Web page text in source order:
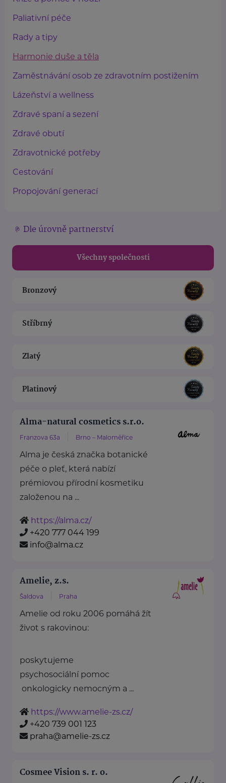
Paliativní péče
Rady a tipy
Harmonie duše a těla
Zaměstnávání osob ze zdravotním postižením
Lázeňství a wellness
Zdravé spaní a sezení
Zdravé obutí
Zdravotnické potřeby
Cestování
Propojování generací
Dle úrovně partnerství
Všechny společnosti
Bronzový
Stříbrný
Zlatý
Platinový
Alma-natural cosmetics s.r.o.
Franzova 63a Brno – Maloměřice
Alma je česká značka botanické
péče o pleť, která nabízí
prémiovou přírodní kosmetiku
založenou na ...
https://alma.cz/
+420 777 044 199
info@alma.cz
Amelie, z.s.
Šaldova Praha
Amelie od roku 2006 pomáhá žít
život s rakovinou:
poskytujeme
psychosociální pomoc
onkologicky nemocným a ...
https://www.amelie-zs.cz/
+420 739 001 123
praha@amelie-zs.cz
Cosmee Vision s. r. o.